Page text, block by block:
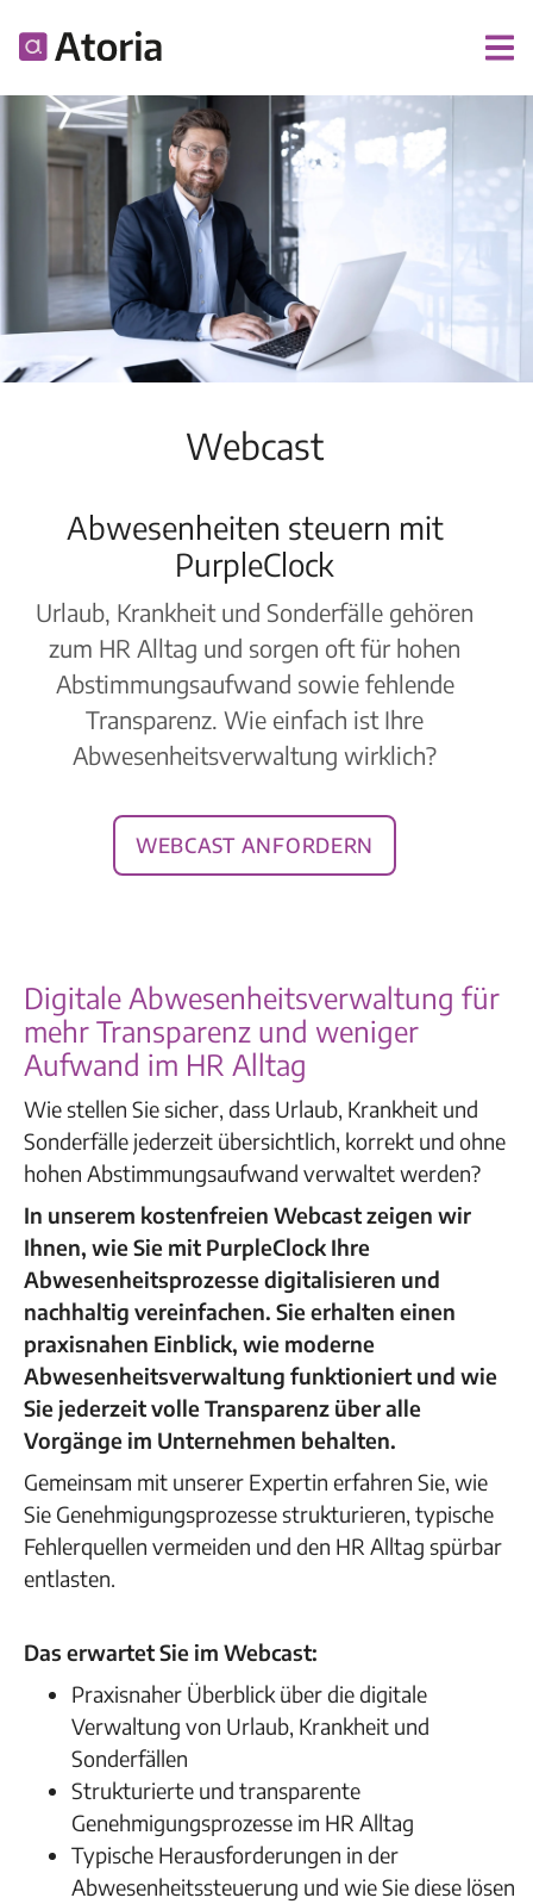
Webcast
Abwesenheiten steuern mit
PurpleClock
Urlaub, Krankheit und Sonderfälle gehören
zum HR Alltag und sorgen oft für hohen
Abstimmungsaufwand sowie fehlende
Transparenz. Wie einfach ist Ihre
Abwesenheitsverwaltung wirklich?
Webcast anfordern
Digitale Abwesenheitsverwaltung für
mehr Transparenz und weniger
Aufwand im HR Alltag
Wie stellen Sie sicher, dass Urlaub, Krankheit und
Sonderfälle jederzeit übersichtlich, korrekt und ohne
hohen Abstimmungsaufwand verwaltet werden?
In unserem kostenfreien Webcast zeigen wir
Ihnen, wie Sie mit PurpleClock Ihre
Abwesenheitsprozesse digitalisieren und
nachhaltig vereinfachen. Sie erhalten einen
praxisnahen Einblick, wie moderne
Abwesenheitsverwaltung funktioniert und wie
Sie jederzeit volle Transparenz über alle
Vorgänge im Unternehmen behalten.
Gemeinsam mit unserer Expertin erfahren Sie, wie
Sie Genehmigungsprozesse strukturieren, typische
Fehlerquellen vermeiden und den HR Alltag spürbar
entlasten.
Das erwartet Sie im Webcast:
Praxisnaher Überblick über die digitale
Verwaltung von Urlaub, Krankheit und
Sonderfällen
Strukturierte und transparente
Genehmigungsprozesse im HR Alltag
Typische Herausforderungen in der
Abwesenheitssteuerung und wie Sie diese lösen